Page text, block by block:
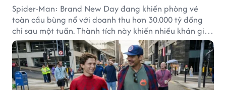
Spider-Man: Brand New Day đang khiến phòng vé
toàn cầu bùng nổ với doanh thu hơn 30.000 tỷ đồng
chỉ sau một tuần. Thành tích này khiến nhiều khán giả
đặt câu hỏi liệu bộ phim mới của Tom Holland có thể
phá kỷ lục mà No Way Home từng thiết lập hay không.